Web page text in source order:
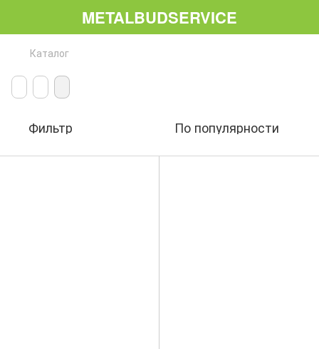
METALBUDSERVICE
Каталог
Фильтр По популярности